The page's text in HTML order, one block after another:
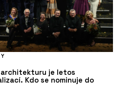
architekturu je letos
Kdo se nominuje do